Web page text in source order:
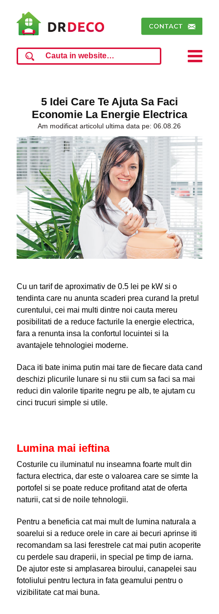
5 Idei Care Te Ajuta Sa Faci
Economie La Energie Electrica
Am modificat articolul ultima data pe: 06.08.26
Cu un tarif de aproximativ de 0.5 lei pe kW si o
tendinta care nu anunta scaderi prea curand la pretul
curentului, cei mai multi dintre noi cauta mereu
posibilitati de a reduce facturile la energie electrica,
fara a renunta insa la confortul locuintei si la
avantajele tehnologiei moderne.
Daca iti bate inima putin mai tare de fiecare data cand
deschizi plicurile lunare si nu stii cum sa faci sa mai
reduci din valorile tiparite negru pe alb, te ajutam cu
cinci trucuri simple si utile.
Lumina mai ieftina
Costurile cu iluminatul nu inseamna foarte mult din
factura electrica, dar este o valoarea care se simte la
portofel si se poate reduce profitand atat de oferta
naturii, cat si de noile tehnologii.
Pentru a beneficia cat mai mult de lumina naturala a
soarelui si a reduce orele in care ai becuri aprinse iti
recomandam sa lasi ferestrele cat mai putin acoperite
cu perdele sau draperii, in special pe timp de iarna.
De ajutor este si amplasarea biroului, canapelei sau
fotoliului pentru lectura in fata geamului pentru o
vizibilitate cat mai buna.